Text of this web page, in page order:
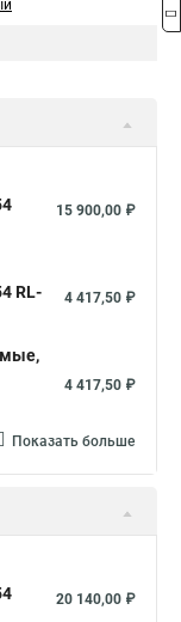
15 900,00 ₽
RL-
4 417,50 ₽
4 417,50 ₽
Показать больше
20 140,00 ₽